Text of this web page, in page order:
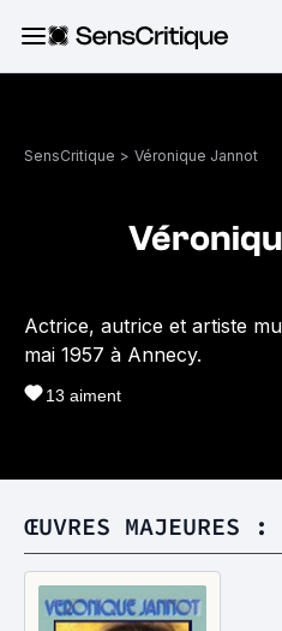
SensCritique > Véronique Jannot
Actrice, autrice et artiste
mai 1957 à Annecy.
13 aiment
ŒUVRES MAJEURES :